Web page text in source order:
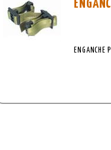
ENGANCHE